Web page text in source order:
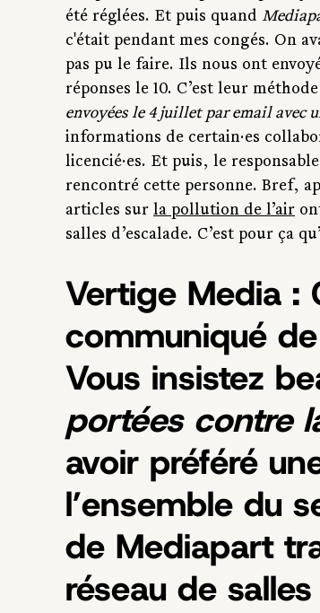
été réglées. Et puis quand
c'était pendant mes congés. On
pas pu le faire. Ils nous ont
réponses le 10. C’est leur
envoyées le 4 juillet par email avec
informations de certain·es
licencié·es. Et puis, le
rencontré cette personne. Bref,
articles sur la pollution de l’air
salles d’escalade. C’est pour ça
Vertige Media :
communiqué
Vous insistez
portées contre
avoir préféré
l’ensemble du
de Mediapart
réseau de